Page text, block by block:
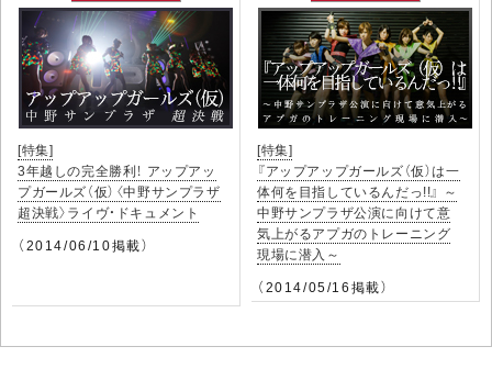
[特集]
3年越しの完全勝利！ アップアッ
プガールズ（仮）〈中野サンプラザ
超決戦〉ライヴ・ドキュメント
（2014/06/10掲載）
[特集]
『アップアップガールズ（仮）は一
体何を目指しているんだっ!!』 ～
中野サンプラザ公演に向けて意
気上がるアプガのトレーニング
現場に潜入～
（2014/05/16掲載）